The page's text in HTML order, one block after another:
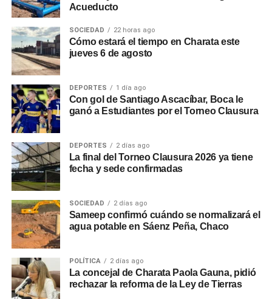
Acueducto
SOCIEDAD 22 horas ago
Cómo estará el tiempo en Charata este
jueves 6 de agosto
DEPORTES 1 día ago
Con gol de Santiago Ascacíbar, Boca le
ganó a Estudiantes por el Torneo Clausura
DEPORTES 2 días ago
La final del Torneo Clausura 2026 ya tiene
fecha y sede confirmadas
SOCIEDAD 2 días ago
Sameep confirmó cuándo se normalizará el
agua potable en Sáenz Peña, Chaco
POLÍTICA 2 días ago
La concejal de Charata Paola Gauna, pidió
rechazar la reforma de la Ley de Tierras